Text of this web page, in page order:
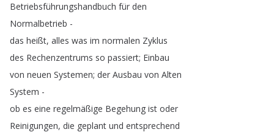
Betriebsführungshandbuch für den
Normalbetrieb -
das heißt, alles was im normalen Zyklus
des Rechenzentrums so passiert; Einbau
von neuen Systemen; der Ausbau von Alten
System -
ob es eine regelmäßige Begehung ist oder
Reinigungen, die geplant und entsprechend